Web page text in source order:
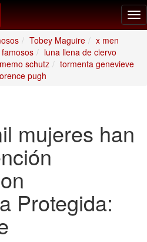
Tobey Maguire
x men
luna llena de ciervo
memo schutz
tormenta genevieve
pugh
mujeres han
Protegida: